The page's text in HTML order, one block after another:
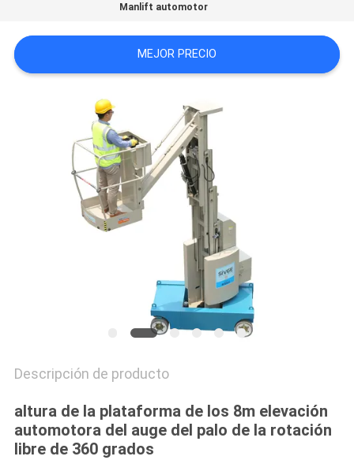
UNA
CITA
PRIVACY
Manlift automotor
MEJOR PRECIO
Descripción de producto
altura de la plataforma de los 8m elevación
automotora del auge del palo de la rotación
libre de 360 grados